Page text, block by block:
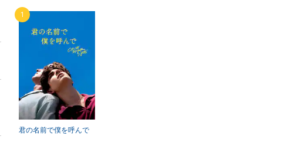
君の名前で僕を呼んで
1